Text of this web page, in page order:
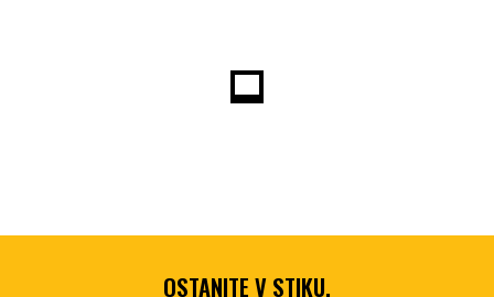
OSTANITE V STIKU,